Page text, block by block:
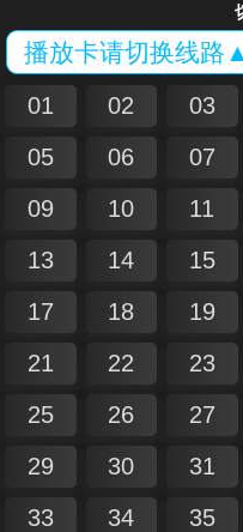
播放卡请切换线
01 02 03
05
06 07
09
10 11
13
14 15
17
18 19
21
22 23
25
26 27
29
30 31
33
34 35